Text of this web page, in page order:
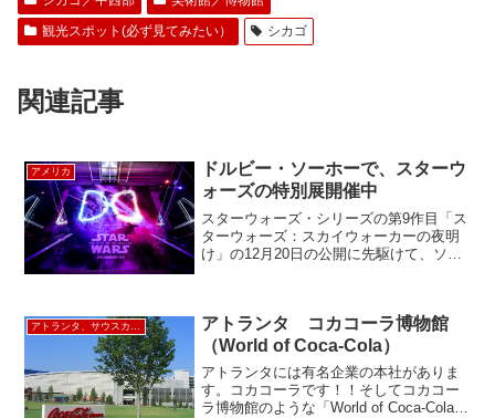
観光スポット(必ず見てみたい）
シカゴ
関連記事
アメリカ
ドルビー・ソーホーで、スターウ
ォーズの特別展開催中
スターウォーズ・シリーズの第9作目「ス
ターウォーズ：スカイウォーカーの夜明
け」の12月20日の公開に先駆けて、ソー
は、ドルビーの最...
アトランタ コカコーラ博物館
（World of Coca-Cola）
アトランタには有名企業の本社がありま
す。コカコーラです！！そしてコカコー
ラ博物館のような「World of Coca-Cola」